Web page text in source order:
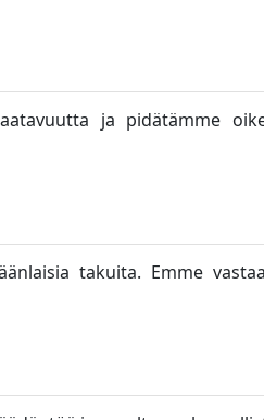
ja pidätämme
takuita. Emme